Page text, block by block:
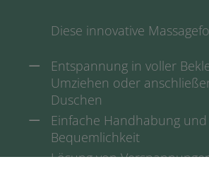
Diese innovative
Entspannung in voller
Umziehen oder
Duschen
Einfache Handhabung
Bequemlichkeit
Lösung von